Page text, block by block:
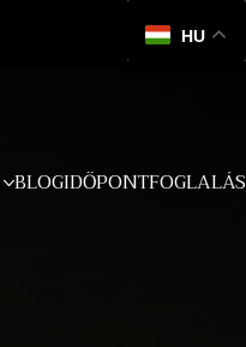
HU
BLOGIDŐPONTFOGLALÁS